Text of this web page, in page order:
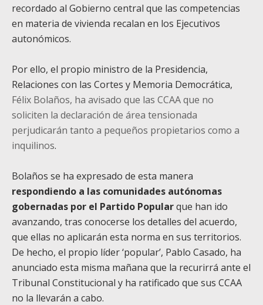
recordado al Gobierno central que las competencias
en materia de vivienda recalan en los Ejecutivos
autonómicos.
Por ello, el propio ministro de la Presidencia,
Relaciones con las Cortes y Memoria Democrática,
Félix Bolaños, ha avisado que las CCAA que no
soliciten la declaración de área tensionada
perjudicarán tanto a pequeños propietarios como a
inquilinos.
Bolaños se ha expresado de esta manera
respondiendo a las comunidades autónomas
gobernadas por el Partido Popularque han ido
avanzando, tras conocerse los detalles del acuerdo,
que ellas no aplicarán esta norma en sus territorios.
De hecho, el propio líder ‘popular’, Pablo Casado, ha
anunciado esta misma mañana que la recurirrá ante el
Tribunal Constitucional y ha ratificado que sus CCAA
no la llevarán a cabo.